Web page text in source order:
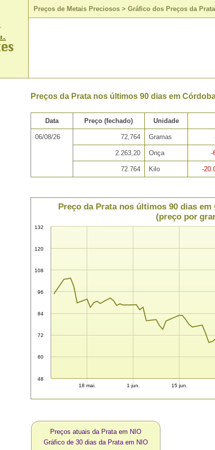
Preços de Metais Preciosos > Gráfico dos Preços da
Preços da Prata nos últimos 90 dias em
Data Preço (fechado) Unidade
06/08/26 72,764 Gramas
2.263,20 Onça -
72.764 Kilo -
Preço da Prata nos últimos 90 dias
(preço por
48
60
72
84
96
108
120
132
18 mai. 1 jun. 15 jun.
Preços atuais da Prata em NIO
Gráfico de 30 dias da Prata em NIO